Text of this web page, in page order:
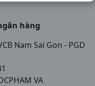
hàng
Nam Sai Gon - PGD
VA